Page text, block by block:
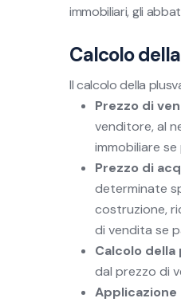
immobiliari, gli
Calcolo
Il calcolo della
Prezzo di
venditore, al
immobiliare
Prezzo di
determinate
costruzione,
di vendita se
Calcolo della
dal prezzo di